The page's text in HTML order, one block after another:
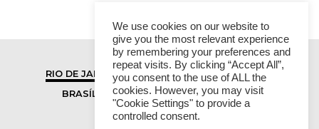
RIO DE JANEIRO
SÃO PAULO
BRASÍLIA
VITÓRIA
We use cookies on our website to
give you the most relevant experience
by remembering your preferences and
repeat visits. By clicking “Accept All”,
you consent to the use of ALL the
cookies. However, you may visit
"Cookie Settings" to provide a
controlled consent.